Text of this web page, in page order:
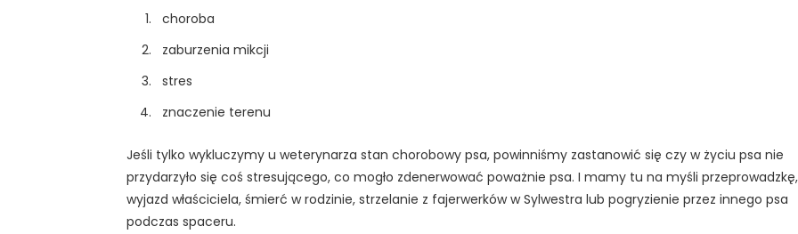
choroba
zaburzenia mikcji
stres
znaczenie terenu
Jeśli tylko wykluczymy u weterynarza stan chorobowy psa, powinniśmy zastanowić się czy w życiu psa nie
przydarzyło się coś stresującego, co mogło zdenerwować poważnie psa. I mamy tu na myśli przeprowadzkę,
wyjazd właściciela, śmierć w rodzinie, strzelanie z fajerwerków w Sylwestra lub pogryzienie przez innego psa
podczas spaceru.